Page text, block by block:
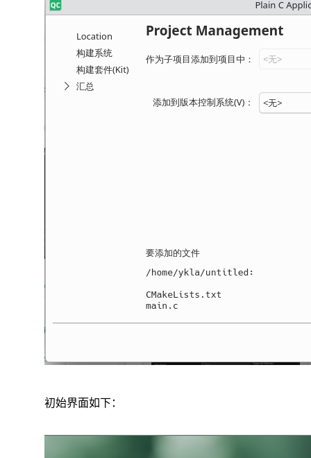
初始界面如下：